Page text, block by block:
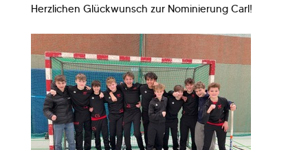
Herzlichen Glückwunsch zur Nominierung Carl!